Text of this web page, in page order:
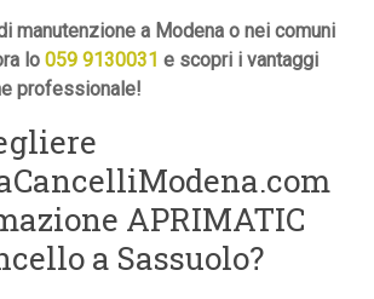
manutenzione a Modena o nei comuni
lo059 9130031 e scopri i vantaggi
professionale!
APRIMATIC
a Sassuolo?